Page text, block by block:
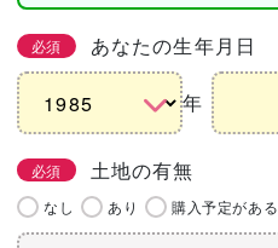
必須 あなたの生年月日
年
必須 土地の有無
なし あり 購入予定がある